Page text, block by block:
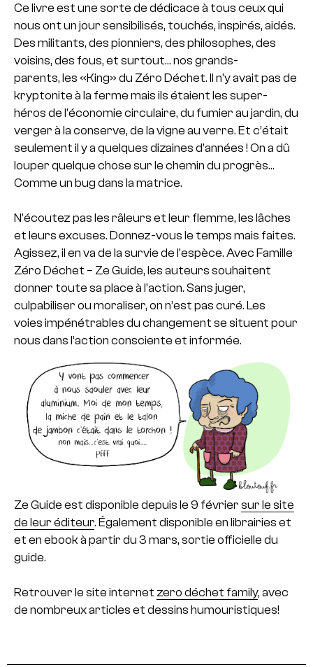
Ce livre est une sorte de dédicace à tous ceux qui
nous ont un jour sensibilisés, touchés, inspirés, aidés.
Des militants, des pionniers, des philosophes, des
voisins, des fous, et surtout… nos grands-
parents, les «King» du Zéro Déchet. Il n’y avait pas de
kryptonite à la ferme mais ils étaient les super-
héros de l’économie circulaire, du fumier au jardin, du
verger à la conserve, de la vigne au verre. Et c’était
seulement il y a quelques dizaines d’années ! On a dû
louper quelque chose sur le chemin du progrès…
Comme un bug dans la matrice.
N’écoutez pas les râleurs et leur flemme, les lâches
et leurs excuses. Donnez-vous le temps mais faites.
Agissez, il en va de la survie de l’espèce. Avec Famille
Zéro Déchet – Ze Guide, les auteurs souhaitent
donner toute sa place à l’action. Sans juger,
culpabiliser ou moraliser, on n’est pas curé. Les
voies impénétrables du changement se situent pour
nous dans l’action consciente et informée.
Ze Guide est disponible depuis le 9 février sur le site
de leur éditeur. Également disponible en librairies et
et en ebook à partir du 3 mars, sortie officielle du
guide.
Retrouver le site internet zero déchet family, avec
de nombreux articles et dessins humouristiques!